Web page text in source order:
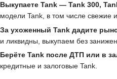
Выкупаете Tank — Tank 300,
модели Tank, в том числе свежие
За ухоженный Tank дадите
и ликвидны, выкупаем без
Берёте Tank после ДТП или в
кредитные и залоговые Tank.